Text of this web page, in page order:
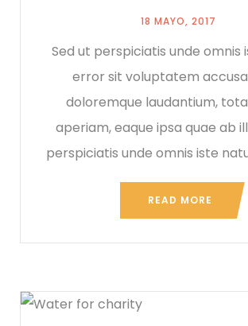
18 MAYO, 2017
Sed ut perspiciatis unde omnis
error sit voluptatem
doloremque laudantium,
aperiam, eaque ipsa quae ab
perspiciatis unde omnis iste
READ MORE